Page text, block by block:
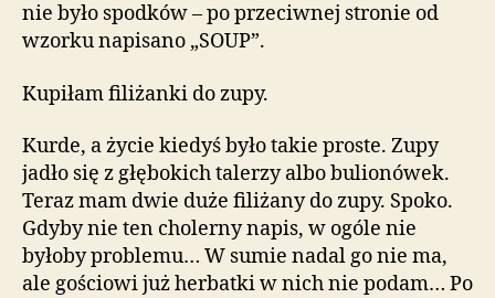
nie było spodków – po przeciwnej stronie od
wzorku napisano „SOUP”.
Kupiłam filiżanki do zupy.
Kurde, a życie kiedyś było takie proste. Zupy
jadło się z głębokich talerzy albo bulionówek.
Teraz mam dwie duże filiżany do zupy. Spoko.
Gdyby nie ten cholerny napis, w ogóle nie
byłoby problemu… W sumie nadal go nie ma,
ale gościowi już herbatki w nich nie podam… Po